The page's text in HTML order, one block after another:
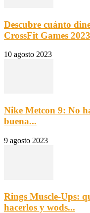
Descubre cuánto
CrossFit Games 2023
10 agosto 2023
Nike Metcon 9: No
buena...
9 agosto 2023
Rings Muscle-Ups:
hacerlos y wods...